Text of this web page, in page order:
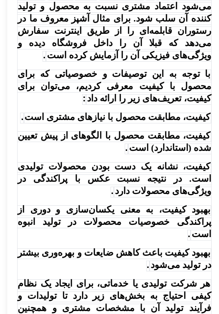
می‌شود اعتماد مشتری نسبت به محصول و تولید
کننده آن سلب شود. برای مثال آشپز معروف ما در
رستوران قابلمه‌ای را از طریق اینترنت سفارش
می‌دهد که قبلا آن را داخل فروشگاه دیده و
ویژگی‌های فیزیکی آن را آزمایش کرده است .
با توجه به این توصیفات و خصوصیاتی که برای
محصول با کیفیت معرفی کردیم، می‌توان برای
کیفیت، تعریف‌های زیر را ارائه داد :
کیفیت، مطابقت محصول با نیازهای مشتری است.
کیفیت، مطابقت محصول با الگوهای از پیش تعیین
شده (استاندارد) است .
کیفیت، نشانه یک دست بودن محصولات تولیدی
است. در نتیجه نسبت عکس با پراکندگی در
ویژگی‌های محصولات دارد .
بهبود کیفیت، به معنی یکسان‌سازی و دوری از
پراکندگی خصوصیات محصولات در تولید انبوه
است .
بهبود کیفیت باعث کاهش ضایعات و بهره‌وری بیشتر
در تولید می‌شود .
هر شرکت تولیدی یا خدماتی، برای ایجاد یک نظام
کیفی احتیاج به بخش‌های زیر دارد تا تولیدات و
فرآیند تولید آن با مشخصات مشتری و همچنین